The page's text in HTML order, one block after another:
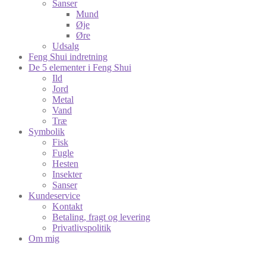
Sanser
Mund
Øje
Øre
Udsalg
Feng Shui indretning
De 5 elementer i Feng Shui
Ild
Jord
Metal
Vand
Træ
Symbolik
Fisk
Fugle
Hesten
Insekter
Sanser
Kundeservice
Kontakt
Betaling, fragt og levering
Privatlivspolitik
Om mig